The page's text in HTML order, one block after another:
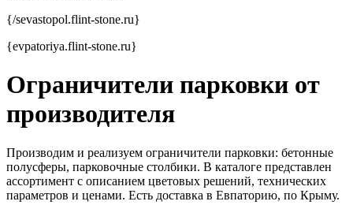
{/sevastopol.flint-stone.ru}
{evpatoriya.flint-stone.ru}
Ограничители парковки от
производителя
Производим и реализуем ограничители парковки: бетонные
полусферы, парковочные столбики. В каталоге представлен
ассортимент с описанием цветовых решений, технических
параметров и ценами. Есть доставка в Евпаторию, по Крыму.